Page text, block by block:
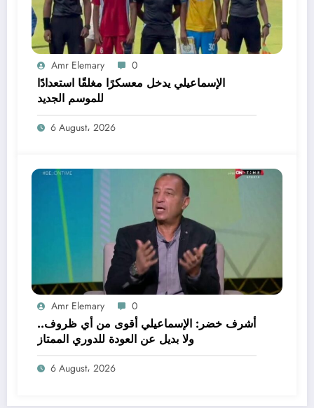
Amr Elemary 0
الإسماعيلي يدخل معسكرًا مغلقًا استعدادًا
للموسم الجديد
6 August، 2026
Amr Elemary 0
أشرف خضر: الإسماعيلي أقوى من أي ظروف..
ولا بديل عن العودة للدوري الممتاز
6 August، 2026